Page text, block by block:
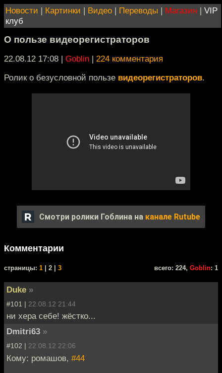
Новости | Картинки | Видео | Переводы | Магазин | VIP
клуб
О пользе видеорегистраторов
22.08.12 17:08 | Goblin | 224 комментария
Ролик о безусловной пользе видеорегистраторов.
Смотри ролики Гоблина на канале Rutube
Комментарии
cтраницы: 1 | 2 | 3 всего: 224, Goblin: 1
Duke »
#101 | 22.08.12 21:44
ни хера себе! жёстко...
Dmitri63 »
#102 | 22.08.12 22:06
Кому: ромашов, #44